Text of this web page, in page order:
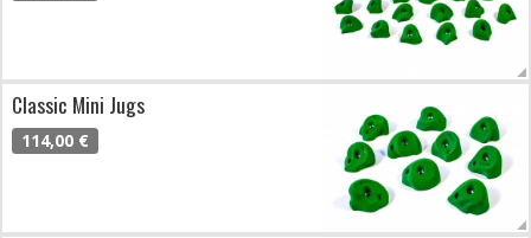
Classic Mini Jugs
114,00 €